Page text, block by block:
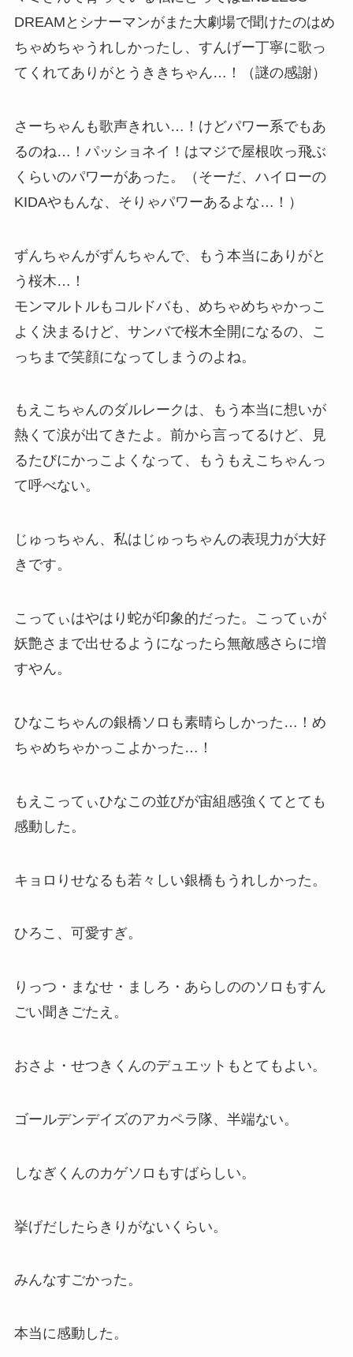
DREAMとシナーマンがまた大劇場で聞けたのはめ
ちゃめちゃうれしかったし、すんげー丁寧に歌っ
てくれてありがとうききちゃん…！（謎の感謝）
さーちゃんも歌声きれい…！けどパワー系でもあ
るのね…！パッショネイ！はマジで屋根吹っ飛ぶ
くらいのパワーがあった。（そーだ、ハイローの
KIDAやもんな、そりゃパワーあるよな…！）
ずんちゃんがずんちゃんで、もう本当にありがと
う桜木…！
モンマルトルもコルドバも、めちゃめちゃかっこ
よく決まるけど、サンバで桜木全開になるの、こ
っちまで笑顔になってしまうのよね。
もえこちゃんのダルレークは、もう本当に想いが
熱くて涙が出てきたよ。前から言ってるけど、見
るたびにかっこよくなって、もうもえこちゃんっ
て呼べない。
じゅっちゃん、私はじゅっちゃんの表現力が大好
きです。
こってぃはやはり蛇が印象的だった。こってぃが
妖艶さまで出せるようになったら無敵感さらに増
すやん。
ひなこちゃんの銀橋ソロも素晴らしかった…！め
ちゃめちゃかっこよかった…！
もえこってぃひなこの並びが宙組感強くてとても
感動した。
キョロりせなるも若々しい銀橋もうれしかった。
ひろこ、可愛すぎ。
りっつ・まなせ・ましろ・あらしののソロもすん
ごい聞きごたえ。
おさよ・せつきくんのデュエットもとてもよい。
ゴールデンデイズのアカペラ隊、半端ない。
しなぎくんのカゲソロもすばらしい。
挙げだしたらきりがないくらい。
みんなすごかった。
本当に感動した。